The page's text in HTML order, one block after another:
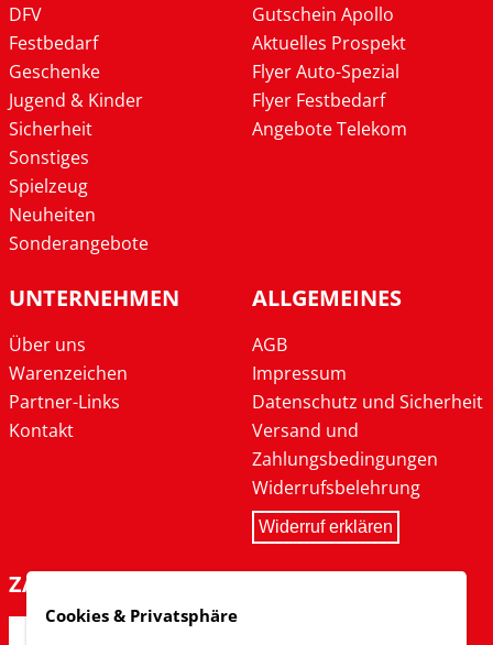
DFV
Festbedarf
Geschenke
Jugend & Kinder
Sicherheit
Sonstiges
Spielzeug
Neuheiten
Sonderangebote
Gutschein Apollo
Aktuelles Prospekt
Flyer Auto-Spezial
Flyer Festbedarf
Angebote Telekom
UNTERNEHMEN
Über uns
Warenzeichen
Partner-Links
Kontakt
ALLGEMEINES
AGB
Impressum
Datenschutz und Sicherheit
Versand und
Zahlungsbedingungen
Widerrufsbelehrung
Widerruf erklären
ZAHLARTEN
Cookies & Privatsphäre